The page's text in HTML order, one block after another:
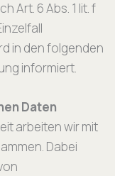
Art. 6 Abs. 1 lit. f
in den folgenden
informiert.
Daten
arbeiten wir mit
Dabei